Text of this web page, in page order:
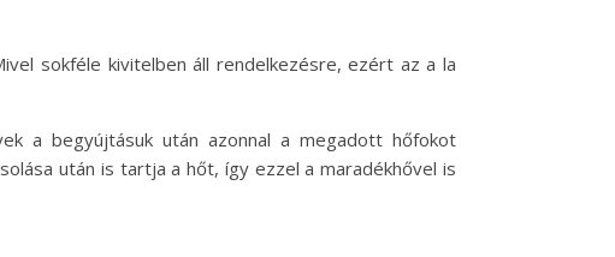
sokféle kivitelben áll rendelkezésre, ezért az a la
a begyújtásuk után azonnal a megadott hőfokot
után is tartja a hőt, így ezzel a maradékhővel is